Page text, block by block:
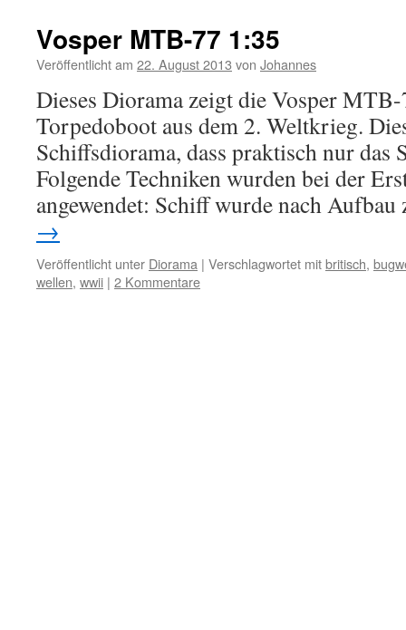
Vosper MTB-77 1:35
Veröffentlicht am 22. August 2013 von Johannes
Dieses Diorama zeigt die Vosper
Torpedoboot aus dem 2. Weltkrieg.
Schiffsdiorama, dass praktisch nur das
Folgende Techniken wurden bei der
angewendet: Schiff wurde nach
→
Veröffentlicht unter Diorama | Verschlagwortet mitbritisch,
wellen, wwii | 2 Kommentare